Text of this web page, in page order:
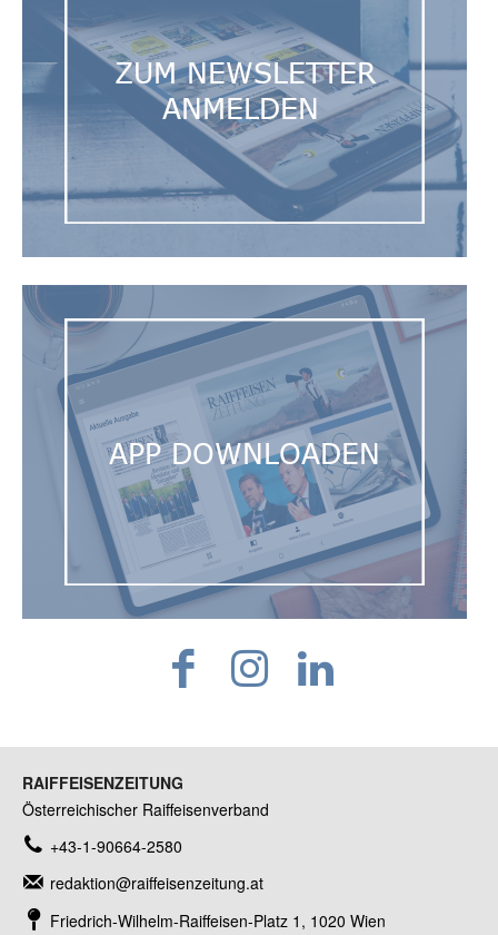
RAIFFEISENZEITUNG
Österreichischer Raiffeisenverband
+43-1-90664-2580
redaktion@raiffeisenzeitung.at
Friedrich-Wilhelm-Raiffeisen-Platz 1, 1020 Wien